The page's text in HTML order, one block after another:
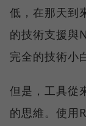
低，在那天到
的技術支援與
完全的技術小
但是，工具從
的思維。使用